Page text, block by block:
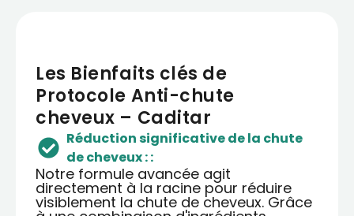
Les Bienfaits clés de
Protocole Anti-chute
cheveux – Caditar
Réduction significative de la chute
de cheveux : :
Notre formule avancée agit
directement à la racine pour réduire
visiblement la chute de cheveux. Grâce